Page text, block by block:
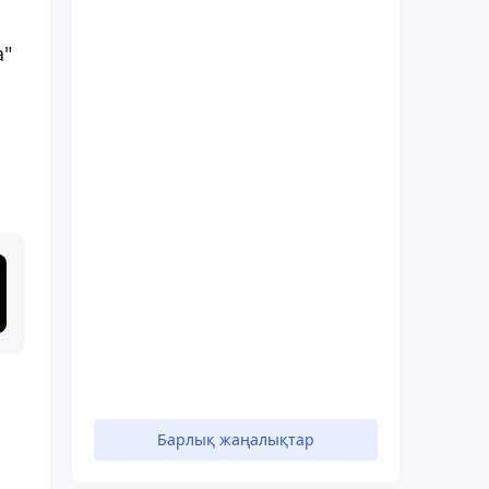
Барлық жаңалықтар